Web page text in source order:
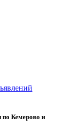
по Кемерово и